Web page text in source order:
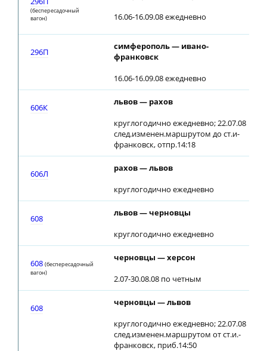
(беспересадочный
вагон)
16.06-16.09.08 ежедневно
296П
симферополь — ивано-
франковск
16.06-16.09.08 ежедневно
606К
львов — рахов
круглогодично ежедневно; 22.07.08
след.изменен.маршрутом до ст.и-
франковск, отпр.14:18
606Л
рахов — львов
круглогодично ежедневно
608
львов — черновцы
круглогодично ежедневно
608 (беспересадочный
вагон)
черновцы — херсон
2.07-30.08.08 по четным
608
черновцы — львов
круглогодично ежедневно; 22.07.08
след.изменен.маршрутом от ст.и.-
франковск, приб.14:50